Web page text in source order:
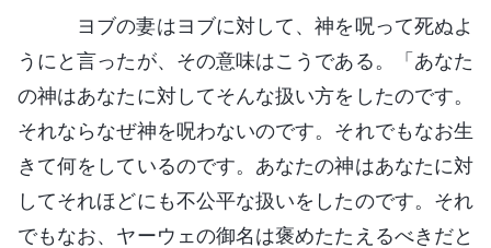
ヨブの妻はヨブに対して、神を呪って死ぬよ
うにと言ったが、その意味はこうである。「あなた
の神はあなたに対してそんな扱い方をしたのです。
それならなぜ神を呪わないのです。それでもなお生
きて何をしているのです。あなたの神はあなたに対
してそれほどにも不公平な扱いをしたのです。それ
でもなお、ヤーウェの御名は褒めたたえるべきだと